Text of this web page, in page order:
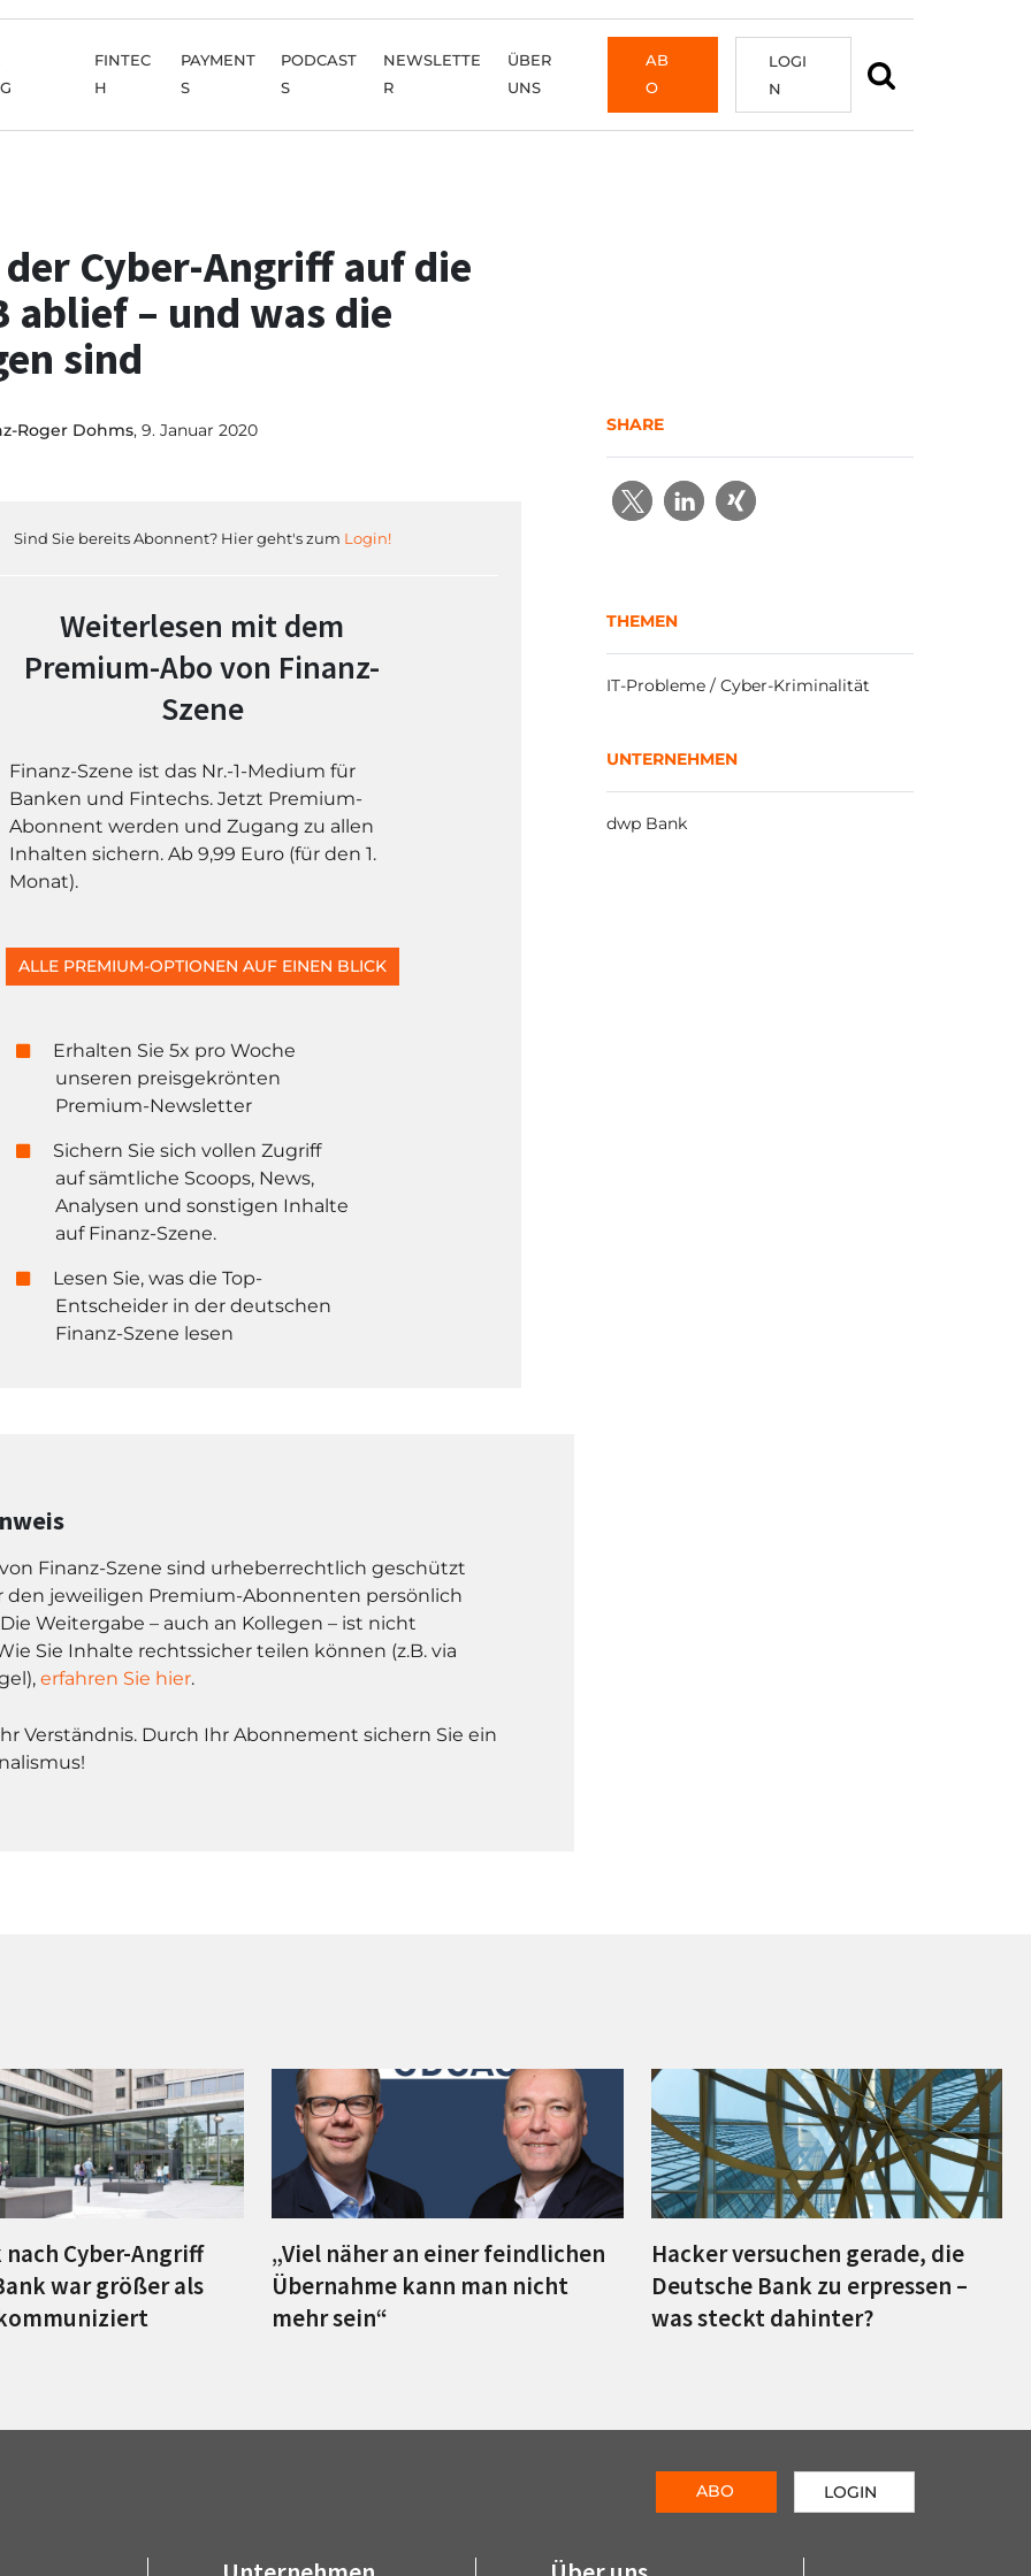
FINTEC
H
PAYMENT
S
PODCAST
S
NEWSLETTE
R
ÜBER
UNS
AB
O
LOGI
N
der Cyber-Angriff auf die
ablief – und was die
sind
Roger Dohms, 9. Januar 2020
Sind Sie bereits Abonnent? Hier geht's zum Login!
Weiterlesen mit dem
Premium-Abo von Finanz-
Szene
Finanz-Szene ist das Nr.-1-Medium für
Banken und Fintechs. Jetzt Premium-
Abonnent werden und Zugang zu allen
Inhalten sichern. Ab 9,99 Euro (für den 1.
Monat).
ALLE PREMIUM-OPTIONEN AUF EINEN BLICK
Erhalten Sie 5x pro Woche
unseren preisgekrönten
Premium-Newsletter
Sichern Sie sich vollen Zugriff
auf sämtliche Scoops, News,
Analysen und sonstigen Inhalte
auf Finanz-Szene.
Lesen Sie, was die Top-
Entscheider in der deutschen
Finanz-Szene lesen
Finanz-Szene sind urheberrechtlich geschützt
den jeweiligen Premium-Abonnenten persönlich
Weitergabe – auch an Kollegen – ist nicht
Sie Inhalte rechtssicher teilen können (z.B. via
erfahren Sie hier.
Verständnis. Durch Ihr Abonnement sichern Sie ein
SHARE
THEMEN
IT-Probleme / Cyber-Kriminalität
UNTERNEHMEN
dwp Bank
Cyber-Angriff
war größer als
„Viel näher an einer feindlichen
Übernahme kann man nicht
mehr sein“
Hacker versuchen gerade, die
Deutsche Bank zu erpressen –
was steckt dahinter?
ABO LOGIN